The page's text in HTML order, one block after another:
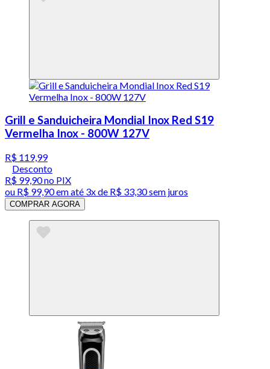
Grill e Sanduicheira Mondial Inox Red S19
Vermelha Inox - 800W 127V
R$ 119,99
Desconto
R$ 99,90no PIX
ou R$ 99,90em até 3x de R$ 33,30 sem juros
COMPRAR AGORA